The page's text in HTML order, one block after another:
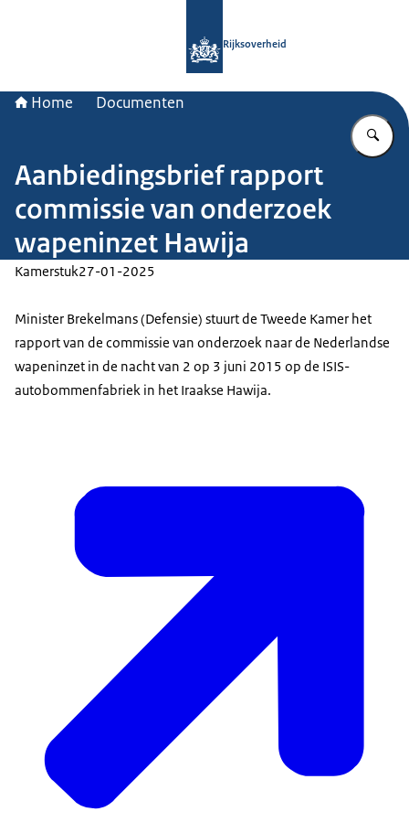
Rijksoverheid
Home Documenten
Aanbiedingsbrief rapport
commissie van onderzoek
wapeninzet Hawija
Kamerstuk27-01-2025
Minister Brekelmans (Defensie) stuurt de Tweede Kamer het
rapport van de commissie van onderzoek naar de Nederlandse
wapeninzet in de nacht van 2 op 3 juni 2015 op de ISIS-
autobommenfabriek in het Iraakse Hawija.